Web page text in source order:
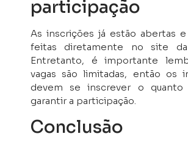
participação
As inscrições já estão abertas
feitas diretamente no site da
Entretanto, é importante
vagas são limitadas, então os
devem se inscrever o quanto
garantir a participação.
Conclusão